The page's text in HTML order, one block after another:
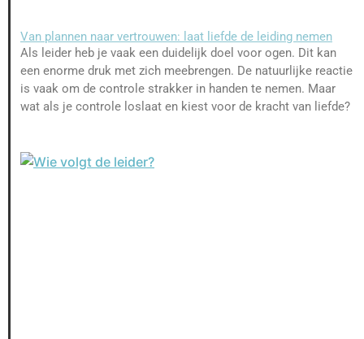
Van plannen naar vertrouwen: laat liefde de leiding nemen
Als leider heb je vaak een duidelijk doel voor ogen. Dit kan
een enorme druk met zich meebrengen. De natuurlijke reactie
is vaak om de controle strakker in handen te nemen. Maar
wat als je controle loslaat en kiest voor de kracht van liefde?